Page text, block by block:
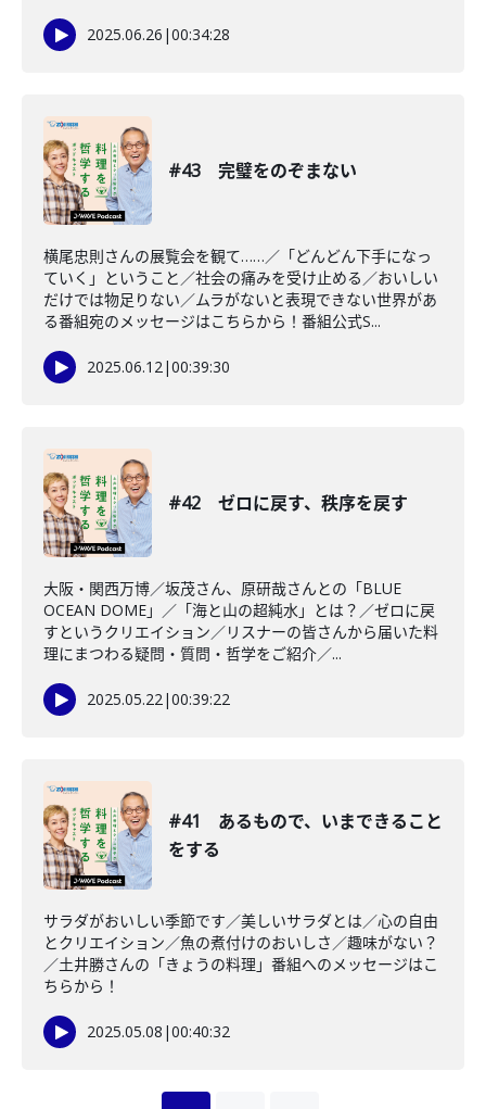
2025.06.26 |00:34:28
#43 完璧をのぞまない
横尾忠則さんの展覧会を観て……／「どんどん下手になっ
ていく」ということ／社会の痛みを受け止める／おいしい
だけでは物足りない／ムラがないと表現できない世界があ
る番組宛のメッセージはこちらから！番組公式S...
2025.06.12|00:39:30
#42 ゼロに戻す、秩序を戻す
大阪・関西万博／坂茂さん、原研哉さんとの「BLUE
OCEAN DOME」／「海と山の超純水」とは？／ゼロに戻
すというクリエイション／リスナーの皆さんから届いた料
理にまつわる疑問・質問・哲学をご紹介／...
2025.05.22|00:39:22
#41 あるもので、いまできること
をする
サラダがおいしい季節です／美しいサラダとは／心の自由
とクリエイション／魚の煮付けのおいしさ／趣味がない？
／土井勝さんの「きょうの料理」番組へのメッセージはこ
ちらから！
2025.05.08 |00:40:32